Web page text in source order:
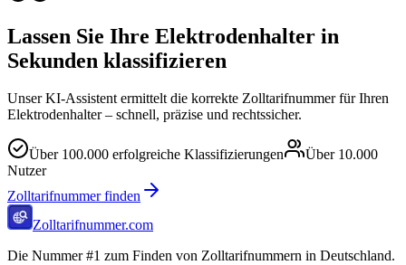
Lassen Sie Ihre Elektrodenhalter in
Sekunden klassifizieren
Unser KI-Assistent ermittelt die korrekte Zolltarifnummer für Ihren
Elektrodenhalter – schnell, präzise und rechtssicher.
Über 100.000 erfolgreiche Klassifizierungen Über 10.000
Nutzer
Zolltarifnummer finden
Zolltarifnummer.com
Die Nummer #1 zum Finden von Zolltarifnummern in Deutschland.